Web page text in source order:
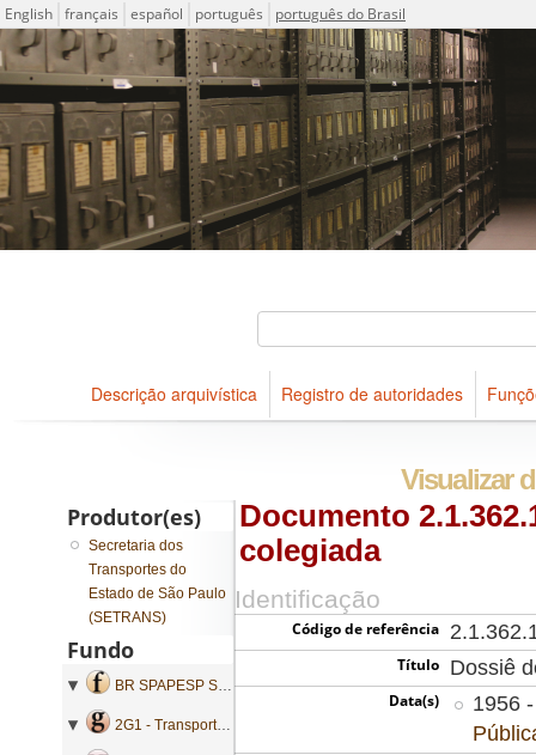
Idioma
English français español português português do Brasil
Descrições arquivísticas do acervo do Arquivo Público do
Projeto ICA-AtoM
Descrição arquivística Registro de autoridades
Visualizar
Documento
colegiada
Identificação
Código de referência
Título Dossiê
Data(s)
1956
Produtor(es)
Secretaria dos
Transportes do
Estado de São Paulo
(SETRANS)
Fundo
BR SPAPESP SETRANS - Secretaria dos Transportes do Estado de São Paulo
2G1 - Transporte Ferroviário